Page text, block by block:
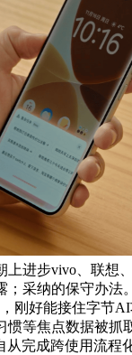
上进步vivo、联想
采纳的保守办法
刚好能接住字节
等焦点数据被抓
从完成跨使用流